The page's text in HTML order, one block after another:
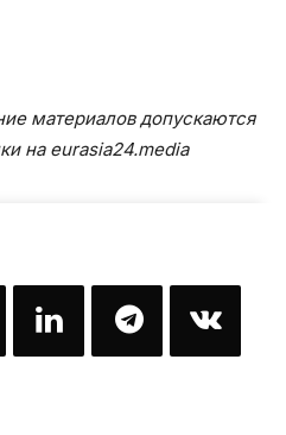
материалов допускаются
на eurasia24.media